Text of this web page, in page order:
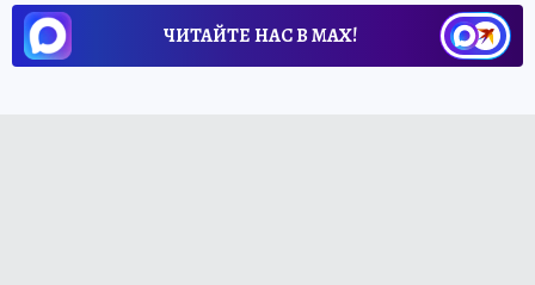
ЧИТАЙТЕ НАС В МАХ!